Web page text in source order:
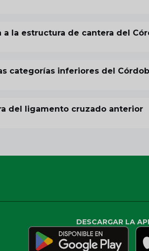
a la estructura de cantera del
categorías inferiores del
del ligamento cruzado anterior
DESCARGAR LA